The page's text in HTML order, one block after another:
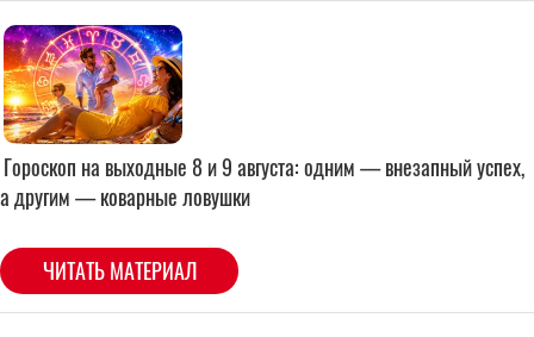
Гороскоп на выходные 8 и 9 августа: одним — внезапный успех,
а другим — коварные ловушки
ЧИТАТЬ МАТЕРИАЛ